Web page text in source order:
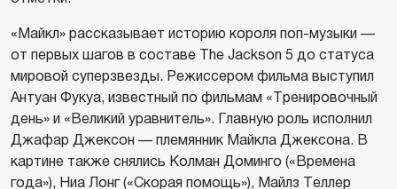
«Майкл» рассказывает историю короля поп-музыки —
от первых шагов в составе The Jackson 5 до статуса
мировой суперзвезды. Режиссером фильма выступил
Антуан Фукуа, известный по фильмам «Тренировочный
день» и «Великий уравнитель». Главную роль исполнил
Джафар Джексон — племянник Майкла Джексона. В
картине также снялись Колман Доминго («Времена
года»), Ниа Лонг («Скорая помощь»), Майлз Теллер